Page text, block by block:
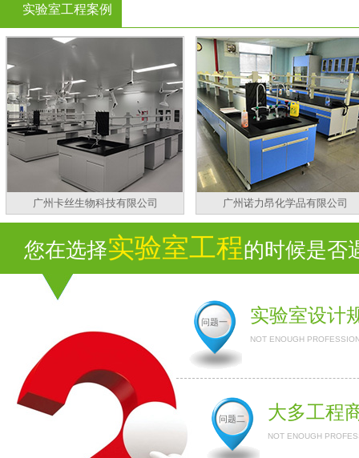
实验室工程案例
广州卡丝生物科技有限公司 广州诺力昂化学品有限公司
您在选择实验室工程的时候是否
问题一 实验室设计
NOT ENOUGH
问题二 大多工程
NOT ENOUGH